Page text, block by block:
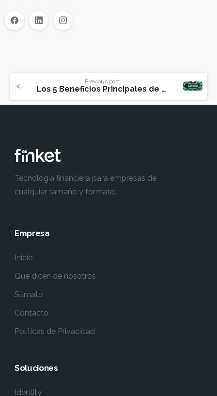
Previous post
Los 5 Beneficios Principales de Tener un Data Manager
Tecnología financiera para empresas de
cualquier tamaño y formato.
Empresa
Inicio
Qué dicen de nosotros
Súmate
Contacto
Políticas de Privacidad
Soluciones
Identity